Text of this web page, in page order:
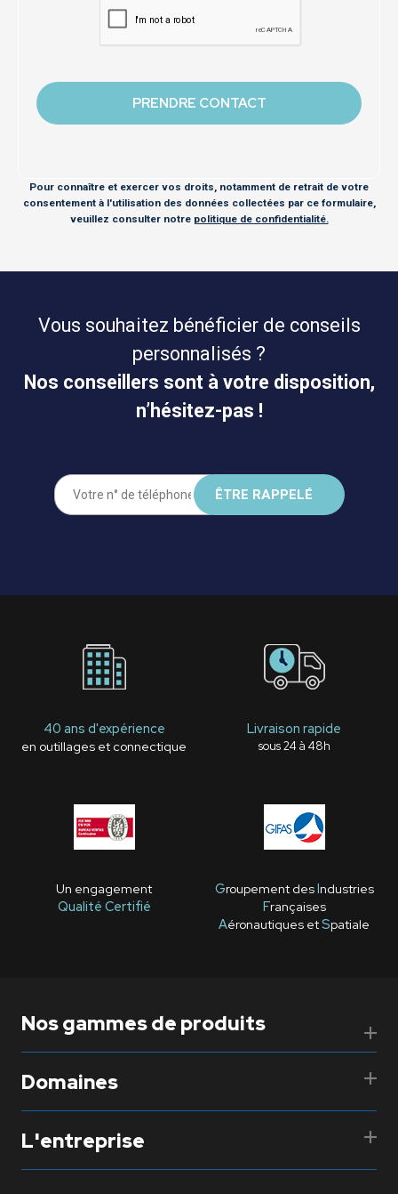
Pour connaître et exercer vos droits, notamment de retrait de votre
consentement à l'utilisation des données collectées par ce formulaire,
veuillez consulter notre politique de confidentialité.
Vous souhaitez bénéficier de conseils
personnalisés ?
Nos conseillers sont à votre disposition,
n’hésitez-pas !
40 ans d'expérience
en outillages et connectique
Livraison rapide
sous 24 à 48h
Un engagement
Qualité Certifié
Groupement desIndustries
Françaises
Aéronautiques etSpatiale
Nos gammes de produits
Domaines
L'entreprise